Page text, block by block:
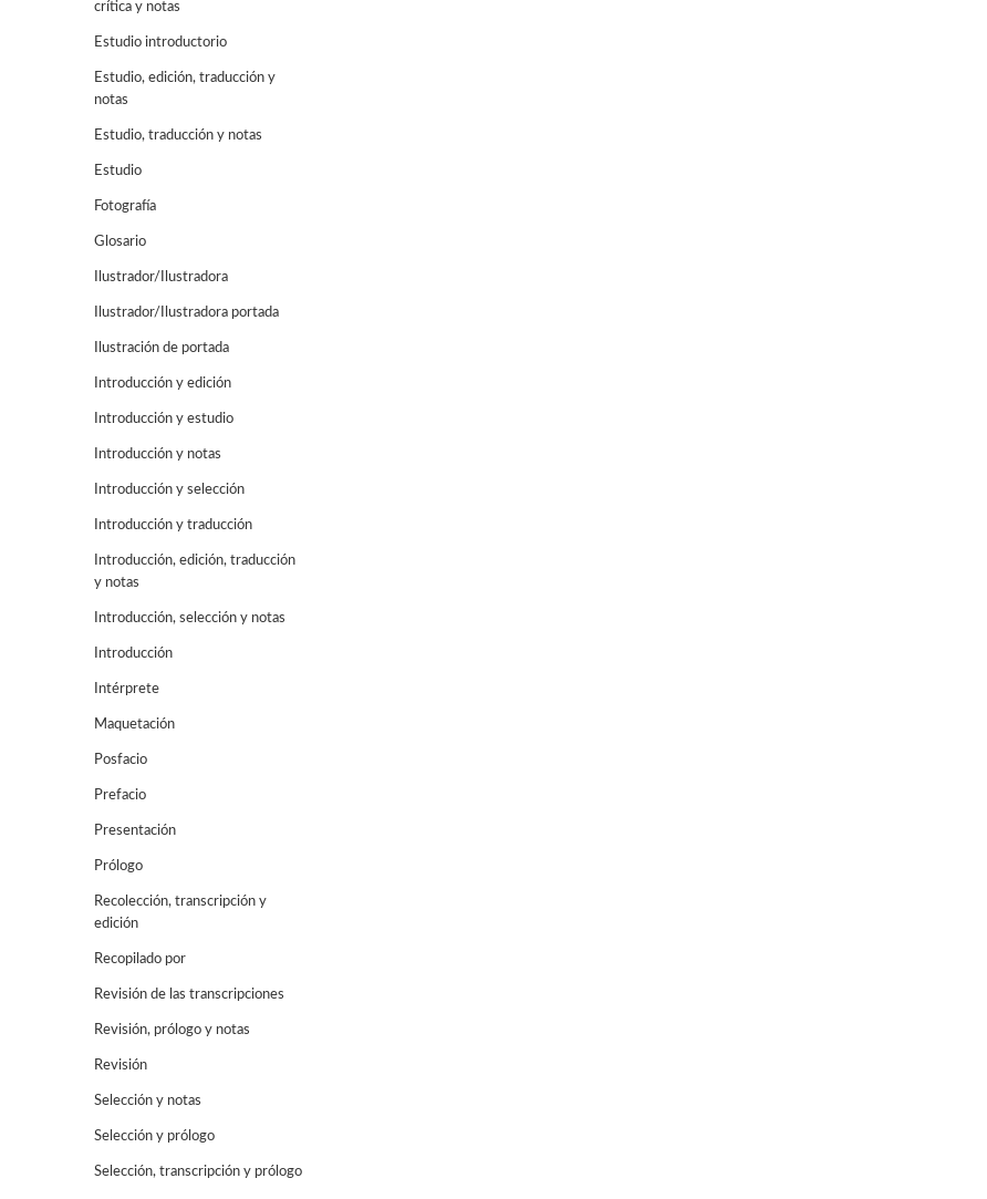
crítica y notas
Estudio introductorio
Estudio, edición, traducción y
notas
Estudio, traducción y notas
Estudio
Fotografía
Glosario
Ilustrador/Ilustradora
Ilustrador/Ilustradora portada
Ilustración de portada
Introducción y edición
Introducción y estudio
Introducción y notas
Introducción y selección
Introducción y traducción
Introducción, edición, traducción
y notas
Introducción, selección y notas
Introducción
Intérprete
Maquetación
Posfacio
Prefacio
Presentación
Prólogo
Recolección, transcripción y
edición
Recopilado por
Revisión de las transcripciones
Revisión, prólogo y notas
Revisión
Selección y notas
Selección y prólogo
Selección, transcripción y prólogo